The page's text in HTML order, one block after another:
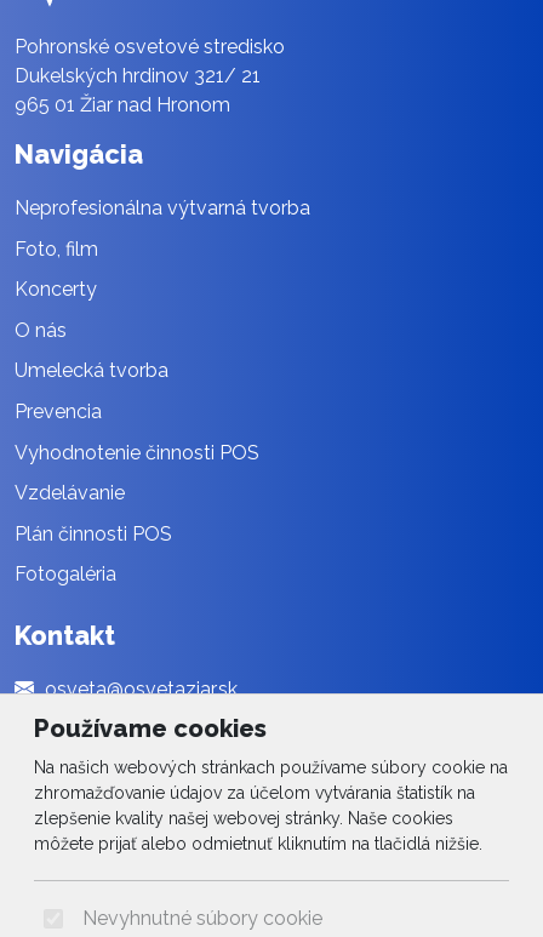
Používame cookies
Na našich webových stránkach používame súbory cookie na
zhromažďovanie údajov za účelom vytvárania štatistík na
zlepšenie kvality našej webovej stránky. Naše cookies
môžete prijať alebo odmietnuť kliknutím na tlačidlá nižšie.
Nevyhnutné súbory cookie
Pohronské osvetové stredisko
Dukelských hrdinov 321/ 21
965 01 Žiar nad Hronom
Navigácia
Neprofesionálna výtvarná tvorba
Foto, film
Koncerty
O nás
Umelecká tvorba
Prevencia
Vyhodnotenie činnosti POS
Vzdelávanie
Plán činnosti POS
Fotogaléria
Kontakt
osveta@osvetaziar.sk
045 / 678 13 01
Social
Facebook